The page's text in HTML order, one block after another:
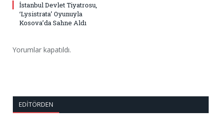
İstanbul Devlet Tiyatrosu,
‘Lysistrata’ Oyunuyla
Kosova’da Sahne Aldı
Yorumlar kapatıldı.
EDITÖRDEN